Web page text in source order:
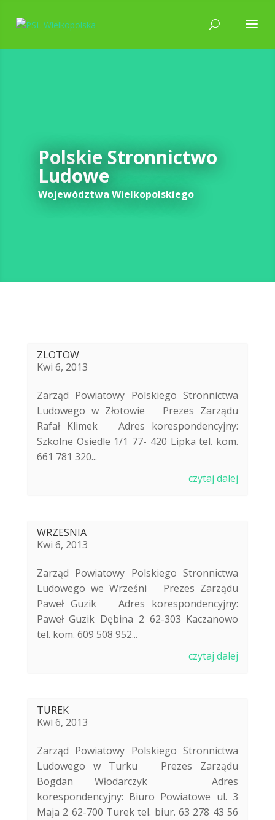
Polskie Stronnictwo
Ludowe
Województwa Wielkopolskiego
ZLOTOW
Kwi 6, 2013
Zarząd Powiatowy Polskiego Stronnictwa
Ludowego w Złotowie Prezes Zarządu
Rafał Klimek Adres korespondencyjny:
Szkolne Osiedle 1/1 77- 420 Lipka tel. kom.
661 781 320...
czytaj dalej
WRZESNIA
Kwi 6, 2013
Zarząd Powiatowy Polskiego Stronnictwa
Ludowego we Wrześni Prezes Zarządu
Paweł Guzik Adres korespondencyjny:
Paweł Guzik Dębina 2 62-303 Kaczanowo
tel. kom. 609 508 952...
czytaj dalej
TUREK
Kwi 6, 2013
Zarząd Powiatowy Polskiego Stronnictwa
Ludowego w Turku Prezes Zarządu
Bogdan Włodarczyk Adres
korespondencyjny: Biuro Powiatowe ul. 3
Maja 2 62-700 Turek tel. biur. 63 278 43 56